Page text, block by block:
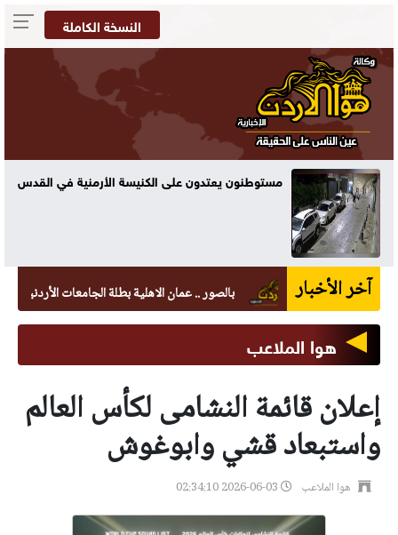
النسخة الكاملة
مستوطنون يعتدون على الكنيسة الأرمنية في القدس
آخر الأخبار بالصور .. عمان الاهلية بطلة الجامعات الأردنية في
هوا الملاعب
إعلان قائمة النشامى لكأس العالم
واستبعاد قشي وابوغوش
هوا الملاعب